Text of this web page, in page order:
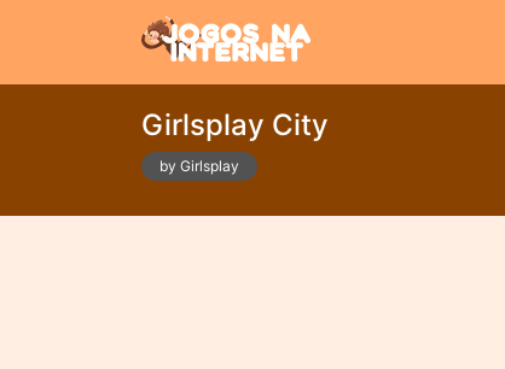
Girlsplay City
by Girlsplay